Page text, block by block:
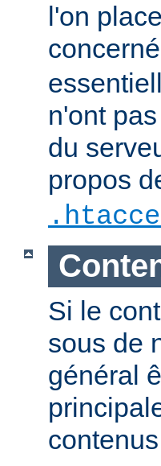
l'on
n'ont
du
propos
Si le
sous de
général